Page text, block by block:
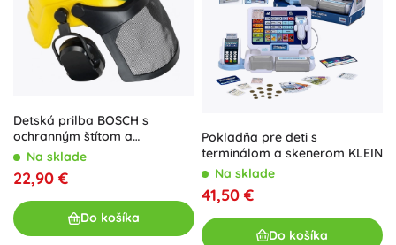
Detská prilba BOSCH s
ochranným štítom a
slúchadlami – hračka
Na sklade
22,90 €
Do košíka
Pokladňa pre deti s
terminálom a skenerom KLEIN
Na sklade
41,50 €
Do košíka